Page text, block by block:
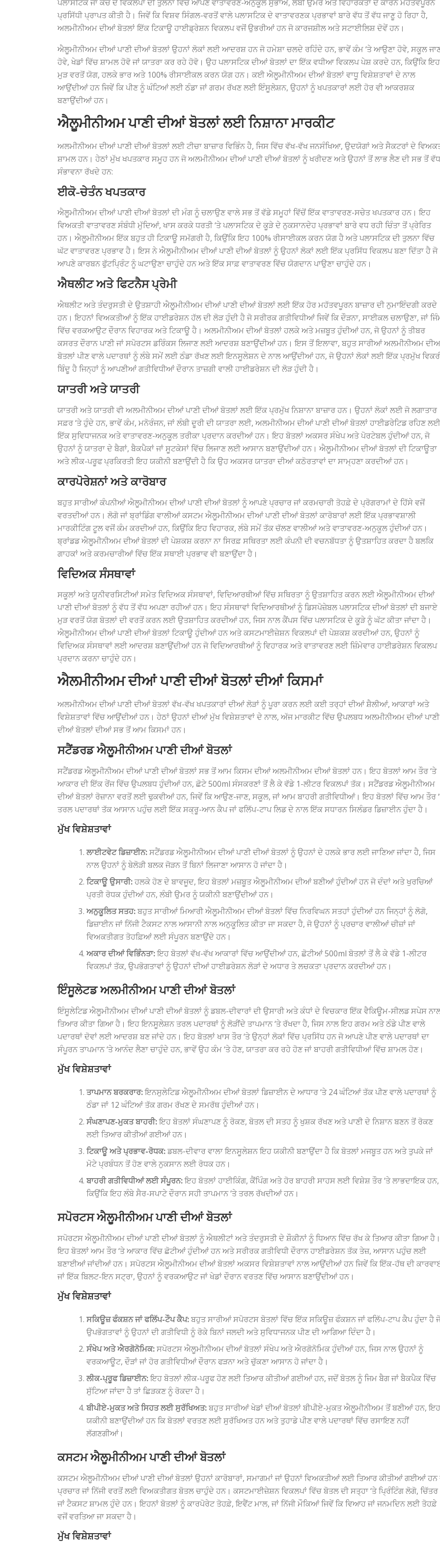
ਪਲਾਸਟਿਕ ਜਾਂ ਕੱਚ ਦੇ ਵਿਕਲਪਾਂ ਦੀ ਤੁਲਨਾ ਵਿੱਚ ਆਪਣੇ ਵਾਤਾਵਰਣ-ਅਨੁਕੂਲ ਸੁਭਾਅ, ਲੰਬੀ ਉਮਰ ਅਤੇ ਵਿਹਾਰਕਤਾ ਦੇ ਕਾਰਨ ਮਹੱਤਵਪੂਰਨ
ਪ੍ਰਸਿੱਧੀ ਪ੍ਰਾਪਤ ਕੀਤੀ ਹੈ। ਜਿਵੇਂ ਕਿ ਵਿਸ਼ਵ ਸਿੰਗਲ-ਵਰਤੋਂ ਵਾਲੇ ਪਲਾਸਟਿਕ ਦੇ ਵਾਤਾਵਰਣਕ ਪ੍ਰਭਾਵਾਂ ਬਾਰੇ ਵੱਧ ਤੋਂ ਵੱਧ ਜਾਣੂ ਹੋ ਰਿਹਾ ਹੈ,
ਅਲਮੀਨੀਅਮ ਦੀਆਂ ਬੋਤਲਾਂ ਇੱਕ ਟਿਕਾਊ ਹਾਈਡ੍ਰੇਸ਼ਨ ਵਿਕਲਪ ਵਜੋਂ ਉਭਰੀਆਂ ਹਨ ਜੋ ਕਾਰਜਸ਼ੀਲ ਅਤੇ ਸਟਾਈਲਿਸ਼ ਦੋਵੇਂ ਹਨ।
ਐਲੂਮੀਨੀਅਮ ਦੀਆਂ ਪਾਣੀ ਦੀਆਂ ਬੋਤਲਾਂ ਉਹਨਾਂ ਲੋਕਾਂ ਲਈ ਆਦਰਸ਼ ਹਨ ਜੋ ਹਮੇਸ਼ਾ ਚਲਦੇ ਰਹਿੰਦੇ ਹਨ, ਭਾਵੇਂ ਕੰਮ ‘ਤੇ ਆਉਣਾ ਹੋਵੇ, ਸਕੂਲ
ਹੋਵੇ, ਖੇਡਾਂ ਵਿੱਚ ਸ਼ਾਮਲ ਹੋਵੋ ਜਾਂ ਯਾਤਰਾ ਕਰ ਰਹੇ ਹੋਵੋ। ਉਹ ਪਲਾਸਟਿਕ ਦੀਆਂ ਬੋਤਲਾਂ ਦਾ ਇੱਕ ਵਧੀਆ ਵਿਕਲਪ ਪੇਸ਼ ਕਰਦੇ ਹਨ, ਕਿਉਂਕਿ ਇਹ
ਮੁੜ ਵਰਤੋਂ ਯੋਗ, ਹਲਕੇ ਭਾਰ ਅਤੇ 100% ਰੀਸਾਈਕਲ ਕਰਨ ਯੋਗ ਹਨ। ਕਈ ਐਲੂਮੀਨੀਅਮ ਦੀਆਂ ਬੋਤਲਾਂ ਵਾਧੂ ਵਿਸ਼ੇਸ਼ਤਾਵਾਂ ਦੇ ਨਾਲ
ਆਉਂਦੀਆਂ ਹਨ ਜਿਵੇਂ ਕਿ ਪੀਣ ਨੂੰ ਘੰਟਿਆਂ ਲਈ ਠੰਡਾ ਜਾਂ ਗਰਮ ਰੱਖਣ ਲਈ ਇੰਸੂਲੇਸ਼ਨ, ਉਹਨਾਂ ਨੂੰ ਖਪਤਕਾਰਾਂ ਲਈ ਹੋਰ ਵੀ ਆਕਰਸ਼ਕ
ਬਣਾਉਂਦੀਆਂ ਹਨ।
ਐਲੂਮੀਨੀਅਮ ਪਾਣੀ ਦੀਆਂ ਬੋਤਲਾਂ ਲਈ ਨਿਸ਼ਾਨਾ ਮਾਰਕੀਟ
ਅਲਮੀਨੀਅਮ ਦੀਆਂ ਪਾਣੀ ਦੀਆਂ ਬੋਤਲਾਂ ਲਈ ਟੀਚਾ ਬਾਜ਼ਾਰ ਵਿਭਿੰਨ ਹੈ, ਜਿਸ ਵਿੱਚ ਵੱਖ-ਵੱਖ ਜਨਸੰਖਿਆ, ਉਦਯੋਗਾਂ ਅਤੇ ਸੈਕਟਰਾਂ ਦੇ
ਸ਼ਾਮਲ ਹਨ। ਹੇਠਾਂ ਮੁੱਖ ਖਪਤਕਾਰ ਸਮੂਹ ਹਨ ਜੋ ਅਲਮੀਨੀਅਮ ਦੀਆਂ ਪਾਣੀ ਦੀਆਂ ਬੋਤਲਾਂ ਨੂੰ ਖਰੀਦਣ ਅਤੇ ਉਹਨਾਂ ਤੋਂ ਲਾਭ ਲੈਣ ਦੀ ਸਭ ਤੋਂ ਵੱਧ
ਸੰਭਾਵਨਾ ਰੱਖਦੇ ਹਨ:
ਈਕੋ-ਚੇਤੰਨ ਖਪਤਕਾਰ
ਐਲੂਮੀਨੀਅਮ ਦੀਆਂ ਪਾਣੀ ਦੀਆਂ ਬੋਤਲਾਂ ਦੀ ਮੰਗ ਨੂੰ ਚਲਾਉਣ ਵਾਲੇ ਸਭ ਤੋਂ ਵੱਡੇ ਸਮੂਹਾਂ ਵਿੱਚੋਂ ਇੱਕ ਵਾਤਾਵਰਣ-ਸਚੇਤ ਖਪਤਕਾਰ ਹਨ। ਇਹ
ਵਿਅਕਤੀ ਵਾਤਾਵਰਣ ਸੰਬੰਧੀ ਮੁੱਦਿਆਂ, ਖਾਸ ਕਰਕੇ ਧਰਤੀ ‘ਤੇ ਪਲਾਸਟਿਕ ਦੇ ਕੂੜੇ ਦੇ ਨੁਕਸਾਨਦੇਹ ਪ੍ਰਭਾਵਾਂ ਬਾਰੇ ਵਧ ਰਹੀ ਚਿੰਤਾ ਤੋਂ ਪ੍ਰੇਰਿਤ
ਹਨ। ਐਲੂਮੀਨੀਅਮ ਇੱਕ ਬਹੁਤ ਹੀ ਟਿਕਾਊ ਸਮੱਗਰੀ ਹੈ, ਕਿਉਂਕਿ ਇਹ 100% ਰੀਸਾਈਕਲ ਕਰਨ ਯੋਗ ਹੈ ਅਤੇ ਪਲਾਸਟਿਕ ਦੀ ਤੁਲਨਾ ਵਿੱਚ
ਘੱਟ ਵਾਤਾਵਰਣ ਪ੍ਰਭਾਵ ਹੈ। ਇਸ ਨੇ ਐਲੂਮੀਨੀਅਮ ਦੀਆਂ ਪਾਣੀ ਦੀਆਂ ਬੋਤਲਾਂ ਨੂੰ ਉਹਨਾਂ ਲੋਕਾਂ ਲਈ ਇੱਕ ਪ੍ਰਸਿੱਧ ਵਿਕਲਪ ਬਣਾ ਦਿੱਤਾ ਹੈ ਜੋ
ਆਪਣੇ ਕਾਰਬਨ ਫੁੱਟਪ੍ਰਿੰਟ ਨੂੰ ਘਟਾਉਣਾ ਚਾਹੁੰਦੇ ਹਨ ਅਤੇ ਇੱਕ ਸਾਫ਼ ਵਾਤਾਵਰਣ ਵਿੱਚ ਯੋਗਦਾਨ ਪਾਉਣਾ ਚਾਹੁੰਦੇ ਹਨ।
ਐਥਲੀਟ ਅਤੇ ਫਿਟਨੈਸ ਪ੍ਰੇਮੀ
ਐਥਲੀਟ ਅਤੇ ਤੰਦਰੁਸਤੀ ਦੇ ਉਤਸ਼ਾਹੀ ਐਲੂਮੀਨੀਅਮ ਦੀਆਂ ਪਾਣੀ ਦੀਆਂ ਬੋਤਲਾਂ ਲਈ ਇੱਕ ਹੋਰ ਮਹੱਤਵਪੂਰਨ ਬਾਜ਼ਾਰ ਦੀ ਨੁਮਾਇੰਦਗੀ ਕਰਦੇ
ਹਨ। ਇਹਨਾਂ ਵਿਅਕਤੀਆਂ ਨੂੰ ਇੱਕ ਹਾਈਡਰੇਸ਼ਨ ਹੱਲ ਦੀ ਲੋੜ ਹੁੰਦੀ ਹੈ ਜੋ ਸਰੀਰਕ ਗਤੀਵਿਧੀਆਂ ਜਿਵੇਂ ਕਿ ਦੌੜਨਾ, ਸਾਈਕਲ ਚਲਾਉਣਾ, ਜਾਂ
ਵਿੱਚ ਵਰਕਆਉਟ ਦੌਰਾਨ ਵਿਹਾਰਕ ਅਤੇ ਟਿਕਾਊ ਹੈ। ਅਲਮੀਨੀਅਮ ਦੀਆਂ ਬੋਤਲਾਂ ਹਲਕੇ ਅਤੇ ਮਜ਼ਬੂਤ ​​​​ਹੁੰਦੀਆਂ ਹਨ, ਜੋ ਉਹਨਾਂ ਨੂੰ ਤੀਬਰ
ਕਸਰਤ ਦੌਰਾਨ ਪਾਣੀ ਜਾਂ ਸਪੋਰਟਸ ਡਰਿੰਕਸ ਲਿਜਾਣ ਲਈ ਆਦਰਸ਼ ਬਣਾਉਂਦੀਆਂ ਹਨ। ਇਸ ਤੋਂ ਇਲਾਵਾ, ਬਹੁਤ ਸਾਰੀਆਂ ਅਲਮੀਨੀਅਮ
ਬੋਤਲਾਂ ਪੀਣ ਵਾਲੇ ਪਦਾਰਥਾਂ ਨੂੰ ਲੰਬੇ ਸਮੇਂ ਲਈ ਠੰਡਾ ਰੱਖਣ ਲਈ ਇਨਸੂਲੇਸ਼ਨ ਦੇ ਨਾਲ ਆਉਂਦੀਆਂ ਹਨ, ਜੋ ਉਹਨਾਂ ਲੋਕਾਂ ਲਈ ਇੱਕ ਪ੍ਰਮੁੱਖ
ਬਿੰਦੂ ਹੈ ਜਿਨ੍ਹਾਂ ਨੂੰ ਆਪਣੀਆਂ ਗਤੀਵਿਧੀਆਂ ਦੌਰਾਨ ਤਾਜ਼ਗੀ ਵਾਲੀ ਹਾਈਡਰੇਸ਼ਨ ਦੀ ਲੋੜ ਹੁੰਦੀ ਹੈ।
ਯਾਤਰੀ ਅਤੇ ਯਾਤਰੀ
ਯਾਤਰੀ ਅਤੇ ਯਾਤਰੀ ਵੀ ਅਲਮੀਨੀਅਮ ਦੀਆਂ ਪਾਣੀ ਦੀਆਂ ਬੋਤਲਾਂ ਲਈ ਇੱਕ ਪ੍ਰਮੁੱਖ ਨਿਸ਼ਾਨਾ ਬਾਜ਼ਾਰ ਹਨ। ਉਹਨਾਂ ਲੋਕਾਂ ਲਈ ਜੋ ਲਗਾਤਾਰ
ਸਫ਼ਰ ‘ਤੇ ਹੁੰਦੇ ਹਨ, ਭਾਵੇਂ ਕੰਮ, ਮਨੋਰੰਜਨ, ਜਾਂ ਲੰਬੀ ਦੂਰੀ ਦੀ ਯਾਤਰਾ ਲਈ, ਅਲਮੀਨੀਅਮ ਦੀਆਂ ਪਾਣੀ ਦੀਆਂ ਬੋਤਲਾਂ ਹਾਈਡਰੇਟਿਡ ਰਹਿਣ ਲਈ
ਇੱਕ ਸੁਵਿਧਾਜਨਕ ਅਤੇ ਵਾਤਾਵਰਣ-ਅਨੁਕੂਲ ਤਰੀਕਾ ਪ੍ਰਦਾਨ ਕਰਦੀਆਂ ਹਨ। ਇਹ ਬੋਤਲਾਂ ਅਕਸਰ ਸੰਖੇਪ ਅਤੇ ਪੋਰਟੇਬਲ ਹੁੰਦੀਆਂ ਹਨ, ਜੋ
ਉਹਨਾਂ ਨੂੰ ਯਾਤਰਾ ਦੇ ਬੈਗਾਂ, ਬੈਕਪੈਕਾਂ ਜਾਂ ਸੂਟਕੇਸਾਂ ਵਿੱਚ ਲਿਜਾਣ ਲਈ ਆਸਾਨ ਬਣਾਉਂਦੀਆਂ ਹਨ। ਐਲੂਮੀਨੀਅਮ ਦੀਆਂ ਬੋਤਲਾਂ ਦੀ ਟਿਕਾਊਤਾ
ਅਤੇ ਲੀਕ-ਪਰੂਫ ਪ੍ਰਕਿਰਤੀ ਇਹ ਯਕੀਨੀ ਬਣਾਉਂਦੀ ਹੈ ਕਿ ਉਹ ਅਕਸਰ ਯਾਤਰਾ ਦੀਆਂ ਕਠੋਰਤਾਵਾਂ ਦਾ ਸਾਮ੍ਹਣਾ ਕਰਦੀਆਂ ਹਨ।
ਕਾਰਪੋਰੇਸ਼ਨਾਂ ਅਤੇ ਕਾਰੋਬਾਰ
ਬਹੁਤ ਸਾਰੀਆਂ ਕੰਪਨੀਆਂ ਐਲੂਮੀਨੀਅਮ ਦੀਆਂ ਪਾਣੀ ਦੀਆਂ ਬੋਤਲਾਂ ਨੂੰ ਆਪਣੇ ਪ੍ਰਚਾਰ ਜਾਂ ਕਰਮਚਾਰੀ ਤੋਹਫ਼ੇ ਦੇ ਪ੍ਰੋਗਰਾਮਾਂ ਦੇ ਹਿੱਸੇ ਵਜੋਂ
ਵਰਤਦੀਆਂ ਹਨ। ਲੋਗੋ ਜਾਂ ਬ੍ਰਾਂਡਿੰਗ ਵਾਲੀਆਂ ਕਸਟਮ ਐਲੂਮੀਨੀਅਮ ਦੀਆਂ ਪਾਣੀ ਦੀਆਂ ਬੋਤਲਾਂ ਕਾਰੋਬਾਰਾਂ ਲਈ ਇੱਕ ਪ੍ਰਭਾਵਸ਼ਾਲੀ
ਮਾਰਕੀਟਿੰਗ ਟੂਲ ਵਜੋਂ ਕੰਮ ਕਰਦੀਆਂ ਹਨ, ਕਿਉਂਕਿ ਇਹ ਵਿਹਾਰਕ, ਲੰਬੇ ਸਮੇਂ ਤੱਕ ਚੱਲਣ ਵਾਲੀਆਂ ਅਤੇ ਵਾਤਾਵਰਣ-ਅਨੁਕੂਲ ਹੁੰਦੀਆਂ ਹਨ।
ਬ੍ਰਾਂਡਡ ਐਲੂਮੀਨੀਅਮ ਦੀਆਂ ਬੋਤਲਾਂ ਦੀ ਪੇਸ਼ਕਸ਼ ਕਰਨਾ ਨਾ ਸਿਰਫ਼ ਸਥਿਰਤਾ ਲਈ ਕੰਪਨੀ ਦੀ ਵਚਨਬੱਧਤਾ ਨੂੰ ਉਤਸ਼ਾਹਿਤ ਕਰਦਾ ਹੈ ਬਲਕਿ
ਗਾਹਕਾਂ ਅਤੇ ਕਰਮਚਾਰੀਆਂ ਵਿੱਚ ਇੱਕ ਸਥਾਈ ਪ੍ਰਭਾਵ ਵੀ ਬਣਾਉਂਦਾ ਹੈ।
ਵਿਦਿਅਕ ਸੰਸਥਾਵਾਂ
ਸਕੂਲਾਂ ਅਤੇ ਯੂਨੀਵਰਸਿਟੀਆਂ ਸਮੇਤ ਵਿਦਿਅਕ ਸੰਸਥਾਵਾਂ, ਵਿਦਿਆਰਥੀਆਂ ਵਿੱਚ ਸਥਿਰਤਾ ਨੂੰ ਉਤਸ਼ਾਹਿਤ ਕਰਨ ਲਈ ਐਲੂਮੀਨੀਅਮ ਦੀਆਂ
ਪਾਣੀ ਦੀਆਂ ਬੋਤਲਾਂ ਨੂੰ ਵੱਧ ਤੋਂ ਵੱਧ ਅਪਣਾ ਰਹੀਆਂ ਹਨ। ਇਹ ਸੰਸਥਾਵਾਂ ਵਿਦਿਆਰਥੀਆਂ ਨੂੰ ਡਿਸਪੋਜ਼ੇਬਲ ਪਲਾਸਟਿਕ ਦੀਆਂ ਬੋਤਲਾਂ ਦੀ ਬਜਾਏ
ਮੁੜ ਵਰਤੋਂ ਯੋਗ ਬੋਤਲਾਂ ਦੀ ਵਰਤੋਂ ਕਰਨ ਲਈ ਉਤਸ਼ਾਹਿਤ ਕਰਦੀਆਂ ਹਨ, ਜਿਸ ਨਾਲ ਕੈਂਪਸ ਵਿੱਚ ਪਲਾਸਟਿਕ ਦੇ ਕੂੜੇ ਨੂੰ ਘੱਟ ਕੀਤਾ ਜਾਂਦਾ ਹੈ।
ਐਲੂਮੀਨੀਅਮ ਦੀਆਂ ਪਾਣੀ ਦੀਆਂ ਬੋਤਲਾਂ ਟਿਕਾਊ ਹੁੰਦੀਆਂ ਹਨ ਅਤੇ ਕਸਟਮਾਈਜ਼ੇਸ਼ਨ ਵਿਕਲਪਾਂ ਦੀ ਪੇਸ਼ਕਸ਼ ਕਰਦੀਆਂ ਹਨ, ਉਹਨਾਂ ਨੂੰ
ਵਿਦਿਅਕ ਸੰਸਥਾਵਾਂ ਲਈ ਆਦਰਸ਼ ਬਣਾਉਂਦੀਆਂ ਹਨ ਜੋ ਵਿਦਿਆਰਥੀਆਂ ਨੂੰ ਵਿਹਾਰਕ ਅਤੇ ਵਾਤਾਵਰਣ ਲਈ ਜ਼ਿੰਮੇਵਾਰ ਹਾਈਡਰੇਸ਼ਨ ਵਿਕਲਪ
ਪ੍ਰਦਾਨ ਕਰਨਾ ਚਾਹੁੰਦੇ ਹਨ।
ਐਲਮੀਨੀਅਮ ਦੀਆਂ ਪਾਣੀ ਦੀਆਂ ਬੋਤਲਾਂ ਦੀਆਂ ਕਿਸਮਾਂ
ਅਲਮੀਨੀਅਮ ਦੀਆਂ ਪਾਣੀ ਦੀਆਂ ਬੋਤਲਾਂ ਵੱਖ-ਵੱਖ ਖਪਤਕਾਰਾਂ ਦੀਆਂ ਲੋੜਾਂ ਨੂੰ ਪੂਰਾ ਕਰਨ ਲਈ ਕਈ ਤਰ੍ਹਾਂ ਦੀਆਂ ਸ਼ੈਲੀਆਂ, ਆਕਾਰਾਂ ਅਤੇ
ਵਿਸ਼ੇਸ਼ਤਾਵਾਂ ਵਿੱਚ ਆਉਂਦੀਆਂ ਹਨ। ਹੇਠਾਂ ਉਹਨਾਂ ਦੀਆਂ ਮੁੱਖ ਵਿਸ਼ੇਸ਼ਤਾਵਾਂ ਦੇ ਨਾਲ, ਅੱਜ ਮਾਰਕੀਟ ਵਿੱਚ ਉਪਲਬਧ ਅਲਮੀਨੀਅਮ ਦੀਆਂ ਪਾਣੀ
ਦੀਆਂ ਬੋਤਲਾਂ ਦੀਆਂ ਸਭ ਤੋਂ ਆਮ ਕਿਸਮਾਂ ਹਨ।
ਸਟੈਂਡਰਡ ਐਲੂਮੀਨੀਅਮ ਪਾਣੀ ਦੀਆਂ ਬੋਤਲਾਂ
ਸਟੈਂਡਰਡ ਐਲੂਮੀਨੀਅਮ ਦੀਆਂ ਪਾਣੀ ਦੀਆਂ ਬੋਤਲਾਂ ਸਭ ਤੋਂ ਆਮ ਕਿਸਮ ਦੀਆਂ ਅਲਮੀਨੀਅਮ ਦੀਆਂ ਬੋਤਲਾਂ ਹਨ। ਇਹ ਬੋਤਲਾਂ ਆਮ ਤੌਰ ‘ਤੇ
ਆਕਾਰ ਦੀ ਇੱਕ ਰੇਂਜ ਵਿੱਚ ਉਪਲਬਧ ਹੁੰਦੀਆਂ ਹਨ, ਛੋਟੇ 500ml ਸੰਸਕਰਣਾਂ ਤੋਂ ਲੈ ਕੇ ਵੱਡੇ 1-ਲੀਟਰ ਵਿਕਲਪਾਂ ਤੱਕ। ਸਟੈਂਡਰਡ ਐਲੂਮੀਨੀਅਮ
ਦੀਆਂ ਬੋਤਲਾਂ ਰੋਜ਼ਾਨਾ ਵਰਤੋਂ ਲਈ ਢੁਕਵੀਆਂ ਹਨ, ਜਿਵੇਂ ਕਿ ਆਉਣ-ਜਾਣ, ਸਕੂਲ, ਜਾਂ ਆਮ ਬਾਹਰੀ ਗਤੀਵਿਧੀਆਂ। ਇਹ ਬੋਤਲਾਂ ਵਿੱਚ ਆਮ ਤੌਰ
ਤਰਲ ਪਦਾਰਥਾਂ ਤੱਕ ਆਸਾਨ ਪਹੁੰਚ ਲਈ ਇੱਕ ਸਕ੍ਰੂ-ਆਨ ਕੈਪ ਜਾਂ ਫਲਿੱਪ-ਟਾਪ ਲਿਡ ਦੇ ਨਾਲ ਇੱਕ ਸਧਾਰਨ ਸਿਲੰਡਰ ਡਿਜ਼ਾਈਨ ਹੁੰਦਾ ਹੈ।
ਮੁੱਖ ਵਿਸ਼ੇਸ਼ਤਾਵਾਂ
ਲਾਈਟਵੇਟ ਡਿਜ਼ਾਈਨ:ਸਟੈਂਡਰਡ ਐਲੂਮੀਨੀਅਮ ਦੀਆਂ ਪਾਣੀ ਦੀਆਂ ਬੋਤਲਾਂ ਨੂੰ ਉਹਨਾਂ ਦੇ ਹਲਕੇ ਭਾਰ ਲਈ ਜਾਣਿਆ ਜਾਂਦਾ ਹੈ, ਜਿਸ
ਨਾਲ ਉਹਨਾਂ ਨੂੰ ਬੇਲੋੜੀ ਬਲਕ ਜੋੜਨ ਤੋਂ ਬਿਨਾਂ ਲਿਜਾਣਾ ਆਸਾਨ ਹੋ ਜਾਂਦਾ ਹੈ।
ਟਿਕਾਊ ਉਸਾਰੀ:ਹਲਕੇ ਹੋਣ ਦੇ ਬਾਵਜੂਦ, ਇਹ ਬੋਤਲਾਂ ਮਜ਼ਬੂਤ ​​ਐਲੂਮੀਨੀਅਮ ਦੀਆਂ ਬਣੀਆਂ ਹੁੰਦੀਆਂ ਹਨ ਜੋ ਦੰਦਾਂ ਅਤੇ ਖੁਰਚਿਆਂ
ਪ੍ਰਤੀ ਰੋਧਕ ਹੁੰਦੀਆਂ ਹਨ, ਲੰਬੀ ਉਮਰ ਨੂੰ ਯਕੀਨੀ ਬਣਾਉਂਦੀਆਂ ਹਨ।
ਅਨੁਕੂਲਿਤ ਸਤਹ:ਬਹੁਤ ਸਾਰੀਆਂ ਮਿਆਰੀ ਐਲੂਮੀਨੀਅਮ ਦੀਆਂ ਬੋਤਲਾਂ ਵਿੱਚ ਨਿਰਵਿਘਨ ਸਤਹਾਂ ਹੁੰਦੀਆਂ ਹਨ ਜਿਨ੍ਹਾਂ ਨੂੰ ਲੋਗੋ,
ਡਿਜ਼ਾਈਨ ਜਾਂ ਨਿੱਜੀ ਟੈਕਸਟ ਨਾਲ ਆਸਾਨੀ ਨਾਲ ਅਨੁਕੂਲਿਤ ਕੀਤਾ ਜਾ ਸਕਦਾ ਹੈ, ਜੋ ਉਹਨਾਂ ਨੂੰ ਪ੍ਰਚਾਰ ਵਾਲੀਆਂ ਚੀਜ਼ਾਂ ਜਾਂ
ਵਿਅਕਤੀਗਤ ਤੋਹਫ਼ਿਆਂ ਲਈ ਸੰਪੂਰਨ ਬਣਾਉਂਦੇ ਹਨ।
ਅਕਾਰ ਦੀਆਂ ਵਿਭਿੰਨਤਾ:ਇਹ ਬੋਤਲਾਂ ਵੱਖ-ਵੱਖ ਆਕਾਰਾਂ ਵਿੱਚ ਆਉਂਦੀਆਂ ਹਨ, ਛੋਟੀਆਂ 500ml ਬੋਤਲਾਂ ਤੋਂ ਲੈ ਕੇ ਵੱਡੇ 1-ਲੀਟਰ
ਵਿਕਲਪਾਂ ਤੱਕ, ਉਪਭੋਗਤਾਵਾਂ ਨੂੰ ਉਹਨਾਂ ਦੀਆਂ ਹਾਈਡਰੇਸ਼ਨ ਲੋੜਾਂ ਦੇ ਅਧਾਰ ਤੇ ਲਚਕਤਾ ਪ੍ਰਦਾਨ ਕਰਦੀਆਂ ਹਨ।
ਇੰਸੂਲੇਟਡ ਅਲਮੀਨੀਅਮ ਪਾਣੀ ਦੀਆਂ ਬੋਤਲਾਂ
ਇੰਸੂਲੇਟਿਡ ਐਲੂਮੀਨੀਅਮ ਦੀਆਂ ਪਾਣੀ ਦੀਆਂ ਬੋਤਲਾਂ ਨੂੰ ਡਬਲ-ਦੀਵਾਰਾਂ ਦੀ ਉਸਾਰੀ ਅਤੇ ਕੰਧਾਂ ਦੇ ਵਿਚਕਾਰ ਇੱਕ ਵੈਕਿਊਮ-ਸੀਲਡ ਸਪੇਸ
ਤਿਆਰ ਕੀਤਾ ਗਿਆ ਹੈ। ਇਹ ਇਨਸੂਲੇਸ਼ਨ ਤਰਲ ਪਦਾਰਥਾਂ ਨੂੰ ਲੋੜੀਂਦੇ ਤਾਪਮਾਨ ‘ਤੇ ਰੱਖਦਾ ਹੈ, ਜਿਸ ਨਾਲ ਇਹ ਗਰਮ ਅਤੇ ਠੰਡੇ ਪੀਣ ਵਾਲੇ
ਪਦਾਰਥਾਂ ਦੋਵਾਂ ਲਈ ਆਦਰਸ਼ ਬਣ ਜਾਂਦੇ ਹਨ। ਇਹ ਬੋਤਲਾਂ ਖਾਸ ਤੌਰ ‘ਤੇ ਉਨ੍ਹਾਂ ਲੋਕਾਂ ਵਿੱਚ ਪ੍ਰਸਿੱਧ ਹਨ ਜੋ ਆਪਣੇ ਪੀਣ ਵਾਲੇ ਪਦਾਰਥਾਂ ਦਾ
ਸੰਪੂਰਨ ਤਾਪਮਾਨ ‘ਤੇ ਆਨੰਦ ਲੈਣਾ ਚਾਹੁੰਦੇ ਹਨ, ਭਾਵੇਂ ਉਹ ਕੰਮ ‘ਤੇ ਹੋਣ, ਯਾਤਰਾ ਕਰ ਰਹੇ ਹੋਣ ਜਾਂ ਬਾਹਰੀ ਗਤੀਵਿਧੀਆਂ ਵਿੱਚ ਸ਼ਾਮਲ ਹੋਣ।
ਮੁੱਖ ਵਿਸ਼ੇਸ਼ਤਾਵਾਂ
ਤਾਪਮਾਨ ਬਰਕਰਾਰ:ਇਨਸੁਲੇਟਿਡ ਐਲੂਮੀਨੀਅਮ ਦੀਆਂ ਬੋਤਲਾਂ ਡਿਜ਼ਾਈਨ ਦੇ ਆਧਾਰ ‘ਤੇ 24 ਘੰਟਿਆਂ ਤੱਕ ਪੀਣ ਵਾਲੇ ਪਦਾਰਥਾਂ ਨੂੰ
ਠੰਡਾ ਜਾਂ 12 ਘੰਟਿਆਂ ਤੱਕ ਗਰਮ ਰੱਖਣ ਦੇ ਸਮਰੱਥ ਹੁੰਦੀਆਂ ਹਨ।
ਸੰਘਣਾਪਣ-ਮੁਕਤ ਬਾਹਰੀ:ਇਹ ਬੋਤਲਾਂ ਸੰਘਣਾਪਣ ਨੂੰ ਰੋਕਣ, ਬੋਤਲ ਦੀ ਸਤਹ ਨੂੰ ਖੁਸ਼ਕ ਰੱਖਣ ਅਤੇ ਪਾਣੀ ਦੇ ਨਿਸ਼ਾਨ ਬਣਨ ਤੋਂ ਰੋਕਣ
ਲਈ ਤਿਆਰ ਕੀਤੀਆਂ ਗਈਆਂ ਹਨ।
ਟਿਕਾਊ ਅਤੇ ਪ੍ਰਭਾਵ-ਰੋਧਕ:ਡਬਲ-ਦੀਵਾਰ ਵਾਲਾ ਇਨਸੂਲੇਸ਼ਨ ਇਹ ਯਕੀਨੀ ਬਣਾਉਂਦਾ ਹੈ ਕਿ ਬੋਤਲਾਂ ਮਜਬੂਤ ਹਨ ਅਤੇ ਤੁਪਕੇ ਜਾਂ
ਮੋਟੇ ਪ੍ਰਬੰਧਨ ਤੋਂ ਹੋਣ ਵਾਲੇ ਨੁਕਸਾਨ ਲਈ ਰੋਧਕ ਹਨ।
ਬਾਹਰੀ ਗਤੀਵਿਧੀਆਂ ਲਈ ਸੰਪੂਰਨ:ਇਹ ਬੋਤਲਾਂ ਹਾਈਕਿੰਗ, ਕੈਂਪਿੰਗ ਅਤੇ ਹੋਰ ਬਾਹਰੀ ਸਾਹਸ ਲਈ ਵਿਸ਼ੇਸ਼ ਤੌਰ ‘ਤੇ ਲਾਭਦਾਇਕ ਹਨ,
ਕਿਉਂਕਿ ਇਹ ਲੰਬੇ ਸੈਰ-ਸਪਾਟੇ ਦੌਰਾਨ ਸਹੀ ਤਾਪਮਾਨ ‘ਤੇ ਤਰਲ ਰੱਖਦੀਆਂ ਹਨ।
ਸਪੋਰਟਸ ਐਲੂਮੀਨੀਅਮ ਪਾਣੀ ਦੀਆਂ ਬੋਤਲਾਂ
ਸਪੋਰਟਸ ਐਲੂਮੀਨੀਅਮ ਦੀਆਂ ਪਾਣੀ ਦੀਆਂ ਬੋਤਲਾਂ ਨੂੰ ਐਥਲੀਟਾਂ ਅਤੇ ਤੰਦਰੁਸਤੀ ਦੇ ਸ਼ੌਕੀਨਾਂ ਨੂੰ ਧਿਆਨ ਵਿੱਚ ਰੱਖ ਕੇ ਤਿਆਰ ਕੀਤਾ ਗਿਆ ਹੈ।
ਇਹ ਬੋਤਲਾਂ ਆਮ ਤੌਰ ‘ਤੇ ਆਕਾਰ ਵਿੱਚ ਛੋਟੀਆਂ ਹੁੰਦੀਆਂ ਹਨ ਅਤੇ ਸਰੀਰਕ ਗਤੀਵਿਧੀ ਦੌਰਾਨ ਹਾਈਡਰੇਸ਼ਨ ਤੱਕ ਤੇਜ਼, ਆਸਾਨ ਪਹੁੰਚ ਲਈ
ਬਣਾਈਆਂ ਜਾਂਦੀਆਂ ਹਨ। ਸਪੋਰਟਸ ਐਲੂਮੀਨੀਅਮ ਦੀਆਂ ਬੋਤਲਾਂ ਅਕਸਰ ਵਿਸ਼ੇਸ਼ਤਾਵਾਂ ਨਾਲ ਆਉਂਦੀਆਂ ਹਨ ਜਿਵੇਂ ਕਿ ਇੱਕ-ਹੱਥ ਦੀ
ਜਾਂ ਇੱਕ ਬਿਲਟ-ਇਨ ਸਟ੍ਰਾ, ਉਹਨਾਂ ਨੂੰ ਵਰਕਆਉਟ ਜਾਂ ਖੇਡਾਂ ਦੌਰਾਨ ਵਰਤਣ ਵਿੱਚ ਆਸਾਨ ਬਣਾਉਂਦੀਆਂ ਹਨ।
ਮੁੱਖ ਵਿਸ਼ੇਸ਼ਤਾਵਾਂ
ਸਕਿਊਜ਼ ਫੰਕਸ਼ਨ ਜਾਂ ਫਲਿੱਪ-ਟੌਪ ਕੈਪ:ਬਹੁਤ ਸਾਰੀਆਂ ਸਪੋਰਟਸ ਬੋਤਲਾਂ ਵਿੱਚ ਇੱਕ ਸਕਿਊਜ਼ ਫੰਕਸ਼ਨ ਜਾਂ ਫਲਿੱਪ-ਟਾਪ ਕੈਪ ਹੁੰਦਾ ਹੈ
ਉਪਭੋਗਤਾਵਾਂ ਨੂੰ ਉਹਨਾਂ ਦੀ ਗਤੀਵਿਧੀ ਨੂੰ ਰੋਕੇ ਬਿਨਾਂ ਜਲਦੀ ਅਤੇ ਸੁਵਿਧਾਜਨਕ ਪੀਣ ਦੀ ਆਗਿਆ ਦਿੰਦਾ ਹੈ।
ਸੰਖੇਪ ਅਤੇ ਐਰਗੋਨੋਮਿਕ:ਸਪੋਰਟਸ ਐਲੂਮੀਨੀਅਮ ਦੀਆਂ ਬੋਤਲਾਂ ਸੰਖੇਪ ਅਤੇ ਐਰਗੋਨੋਮਿਕ ਹੁੰਦੀਆਂ ਹਨ, ਜਿਸ ਨਾਲ ਉਹਨਾਂ ਨੂੰ
ਵਰਕਆਊਟ, ਦੌੜਾਂ ਜਾਂ ਹੋਰ ਗਤੀਵਿਧੀਆਂ ਦੌਰਾਨ ਫੜਨਾ ਅਤੇ ਚੁੱਕਣਾ ਆਸਾਨ ਹੋ ਜਾਂਦਾ ਹੈ।
ਲੀਕ-ਪ੍ਰੂਫ ਡਿਜ਼ਾਈਨ:ਇਹ ਬੋਤਲਾਂ ਲੀਕ-ਪਰੂਫ ਹੋਣ ਲਈ ਤਿਆਰ ਕੀਤੀਆਂ ਗਈਆਂ ਹਨ, ਜਦੋਂ ਬੋਤਲ ਨੂੰ ਜਿਮ ਬੈਗ ਜਾਂ ਬੈਕਪੈਕ ਵਿੱਚ
ਸੁੱਟਿਆ ਜਾਂਦਾ ਹੈ ਤਾਂ ਛਿੜਕਣ ਨੂੰ ਰੋਕਦਾ ਹੈ।
ਬੀਪੀਏ-ਮੁਕਤ ਅਤੇ ਸਿਹਤ ਲਈ ਸੁਰੱਖਿਅਤ:ਬਹੁਤ ਸਾਰੀਆਂ ਖੇਡਾਂ ਦੀਆਂ ਬੋਤਲਾਂ ਬੀਪੀਏ-ਮੁਕਤ ਐਲੂਮੀਨੀਅਮ ਤੋਂ ਬਣੀਆਂ ਹਨ,
ਯਕੀਨੀ ਬਣਾਉਂਦੀਆਂ ਹਨ ਕਿ ਬੋਤਲਾਂ ਵਰਤਣ ਲਈ ਸੁਰੱਖਿਅਤ ਹਨ ਅਤੇ ਤੁਹਾਡੇ ਪੀਣ ਵਾਲੇ ਪਦਾਰਥਾਂ ਵਿੱਚ ਰਸਾਇਣ ਨਹੀਂ
ਲੱਗਣਗੀਆਂ।
ਕਸਟਮ ਐਲੂਮੀਨੀਅਮ ਪਾਣੀ ਦੀਆਂ ਬੋਤਲਾਂ
ਕਸਟਮ ਐਲੂਮੀਨੀਅਮ ਦੀਆਂ ਪਾਣੀ ਦੀਆਂ ਬੋਤਲਾਂ ਉਹਨਾਂ ਕਾਰੋਬਾਰਾਂ, ਸਮਾਗਮਾਂ ਜਾਂ ਉਹਨਾਂ ਵਿਅਕਤੀਆਂ ਲਈ ਤਿਆਰ ਕੀਤੀਆਂ ਗਈਆਂ ਹਨ
ਪ੍ਰਚਾਰ ਜਾਂ ਨਿੱਜੀ ਵਰਤੋਂ ਲਈ ਵਿਅਕਤੀਗਤ ਬੋਤਲ ਚਾਹੁੰਦੇ ਹਨ। ਕਸਟਮਾਈਜ਼ੇਸ਼ਨ ਵਿਕਲਪਾਂ ਵਿੱਚ ਬੋਤਲ ਦੀ ਸਤ੍ਹਾ ‘ਤੇ ਪ੍ਰਿੰਟਿੰਗ ਲੋਗੋ, ਚਿੱਤਰ
ਜਾਂ ਟੈਕਸਟ ਸ਼ਾਮਲ ਹੁੰਦੇ ਹਨ। ਇਹਨਾਂ ਬੋਤਲਾਂ ਨੂੰ ਕਾਰਪੋਰੇਟ ਤੋਹਫ਼ੇ, ਇਵੈਂਟ ਮਾਲ, ਜਾਂ ਨਿੱਜੀ ਮੌਕਿਆਂ ਜਿਵੇਂ ਕਿ ਵਿਆਹ ਜਾਂ ਜਨਮਦਿਨ ਲਈ ਤੋਹਫ਼ੇ
ਵਜੋਂ ਵਰਤਿਆ ਜਾ ਸਕਦਾ ਹੈ।
ਮੁੱਖ ਵਿਸ਼ੇਸ਼ਤਾਵਾਂ